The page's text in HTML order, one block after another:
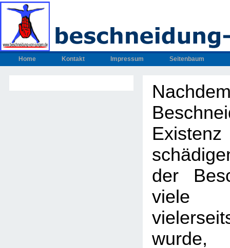
Home Kontakt Impressum Seitenbaum
der
viele